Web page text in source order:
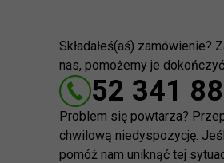
Składałeś(aś) zamówienie?
nas, pomożemy je
52 341
Problem się powtarza?
chwilową niedyspozycję.
pomóż nam uniknąć tej